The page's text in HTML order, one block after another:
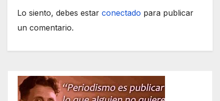
Lo siento, debes estar conectado para publicar
un comentario.